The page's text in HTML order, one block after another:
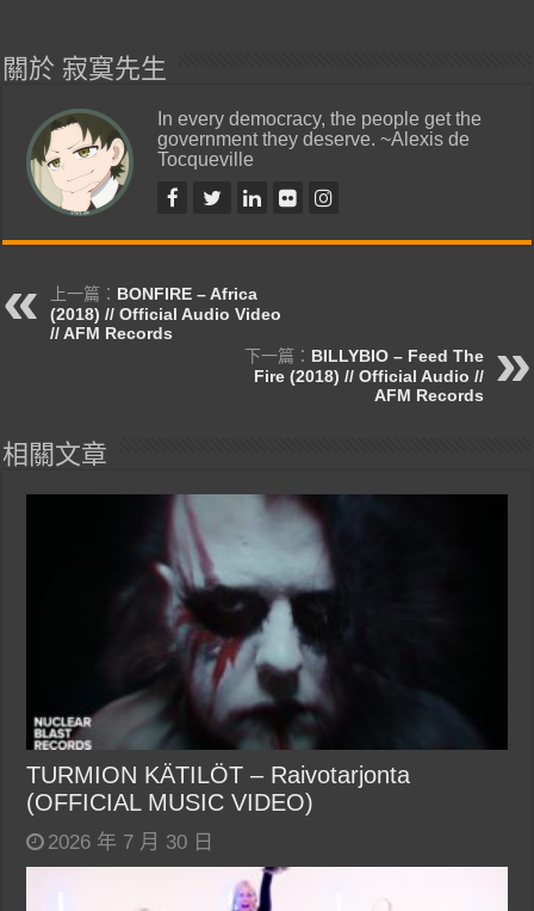
關於 寂寞先生
In every democracy, the people get the
government they deserve. ~Alexis de
Tocqueville
上一篇： BONFIRE – Africa
(2018) // Official Audio Video
// AFM Records
下一篇： BILLYBIO – Feed The
Fire (2018) // Official Audio //
AFM Records
相關文章
TURMION KÄTILÖT – Raivotarjonta
(OFFICIAL MUSIC VIDEO)
2026 年 7 月 30 日